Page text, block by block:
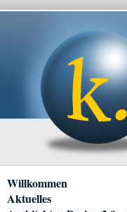
Navigation
überspringen
Willkommen
Aktuelles